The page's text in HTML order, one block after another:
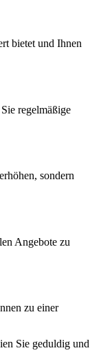
bietet und Ihnen
regelmäßige
sondern
Angebote zu
zu einer
Sie geduldig und